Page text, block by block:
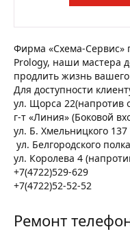
Фирма «Схема-Сервис»
Prology, наши мастера
продлить жизнь
Для доступности
ул. Щорса 22(напротив
г-т «Линия» (Боковой
ул. Б. Хмельницкого 137
ул. Белгородского
ул. Королева 4
+7(4722)529-629
+7(4722)52-52-52
Ремонт